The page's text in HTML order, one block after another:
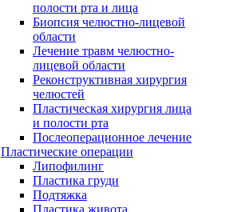
полости рта и лица
Биопсия челюстно-лицевой
области
Лечение травм челюстно-
лицевой области
Реконструктивная хирургия
челюстей
Пластическая хирургия лица
и полости рта
Послеоперационное лечение
Пластические операции
Липофилинг
Пластика груди
Подтяжка
Пластика живота